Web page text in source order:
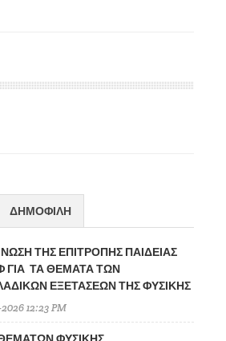
ΔΗΜΟΦΙΛΗ
ΤΗΣ ΕΠΙΤΡΟΠΗΣ ΠΑΙΔΕΙΑΣ
ΓΙΑ ΤΑ ΘΕΜΑΤΑ ΤΩΝ
ΕΞΕΤΑΣΕΩΝ ΤΗΣ ΦΥΣΙΚΗΣ
12:23 PM